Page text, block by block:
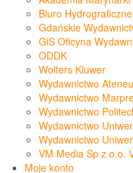
Biuro
Gdańskie
GiS Oficyna
ODDK
Wolters Kluwer
Wydawnictwo
Wydawnictwo
Wydawnictwo
Wydawnictwo
Wydawnictwo
VM Media Sp z o.o.
Moje konto